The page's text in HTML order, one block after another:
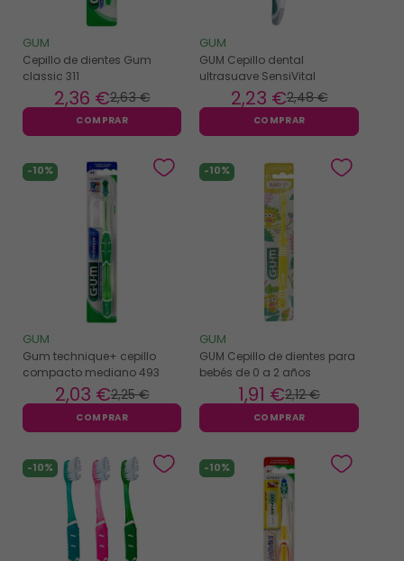
GUM
Cepillo de dientes Gum
classic 311
2,63 €
2,36 €
COMPRAR
GUM
GUM Cepillo dental
ultrasuave SensiVital
2,48 €
2,23 €
COMPRAR
-10%
GUM
Gum technique+ cepillo
compacto mediano 493
2,25 €
2,03 €
COMPRAR
-10%
GUM
GUM Cepillo de dientes para
bebés de 0 a 2 años
2,12 €
1,91 €
COMPRAR
-10% -10%